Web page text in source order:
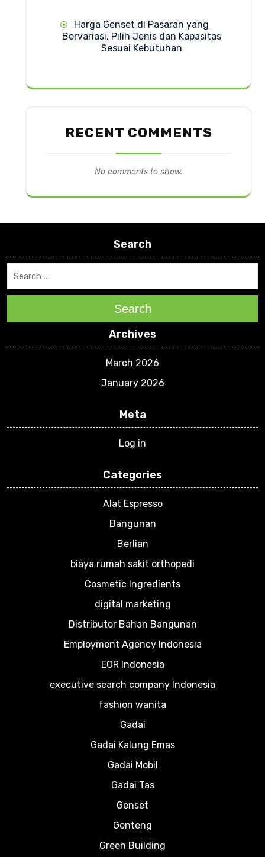
Harga Genset di Pasaran yang
Bervariasi, Pilih Jenis dan Kapasitas
Sesuai Kebutuhan
RECENT COMMENTS
No comments to show.
Search
Search
Archives
March 2026
January 2026
Meta
Log in
Categories
Alat Espresso
Bangunan
Berlian
biaya rumah sakit orthopedi
Cosmetic Ingredients
digital marketing
Distributor Bahan Bangunan
Employment Agency Indonesia
EOR Indonesia
executive search company Indonesia
fashion wanita
Gadai
Gadai Kalung Emas
Gadai Mobil
Gadai Tas
Genset
Genteng
Green Building